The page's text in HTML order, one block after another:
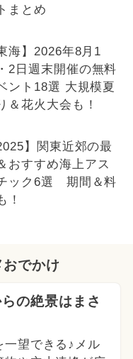
まとめ
海】2026年8月1
2日週末開催の無料
ント18選 大規模夏
＆花火大会も！
】関東近郊の最
おすすめ海上アス
ック6選 期間＆料
！
でかけ
の絶景はまさ
一望できる♪メル